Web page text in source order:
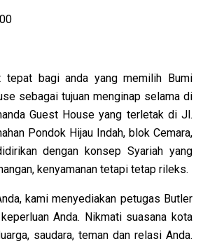
tepat bagi anda yang memilih Bumi
sebagai tujuan menginap selama di
Guest House yang terletak di Jl.
Pondok Hijau Indah, blok Cemara,
dengan konsep Syariah yang
kenyamanan tetapi tetap rileks.
kami menyediakan petugas Butler
Anda. Nikmati suasana kota
saudara, teman dan relasi Anda.